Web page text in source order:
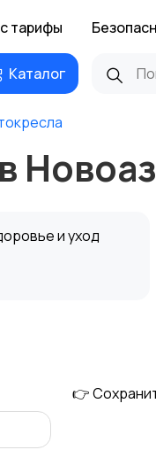
тарифы
Каталог
и уход
обувь
👉